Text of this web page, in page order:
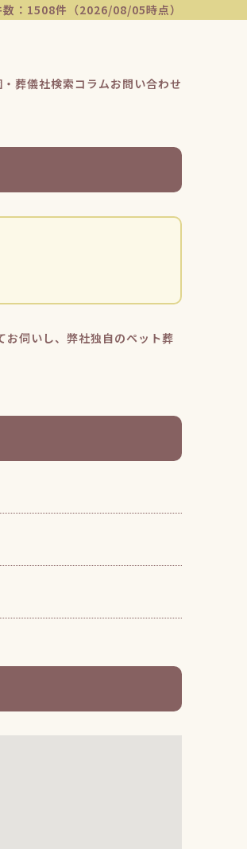
数：1508件（2026/08/05時点）
葬儀社検索コラムお問い合わせ
お伺いし、弊社独自のペット葬